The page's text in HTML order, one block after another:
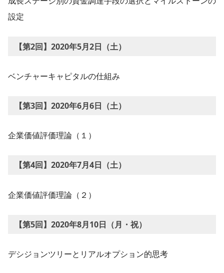
設定
【第2回】2020年5月2日（土）
ベンチャーキャピタルの仕組み
【第3回】2020年6月6日（土）
企業価値評価理論（１）
【第4回】2020年7月4日（土）
企業価値評価理論（２）
【第5回】2020年8月10日（月・祝）
デシジョンツリーとリアルオプション的思考